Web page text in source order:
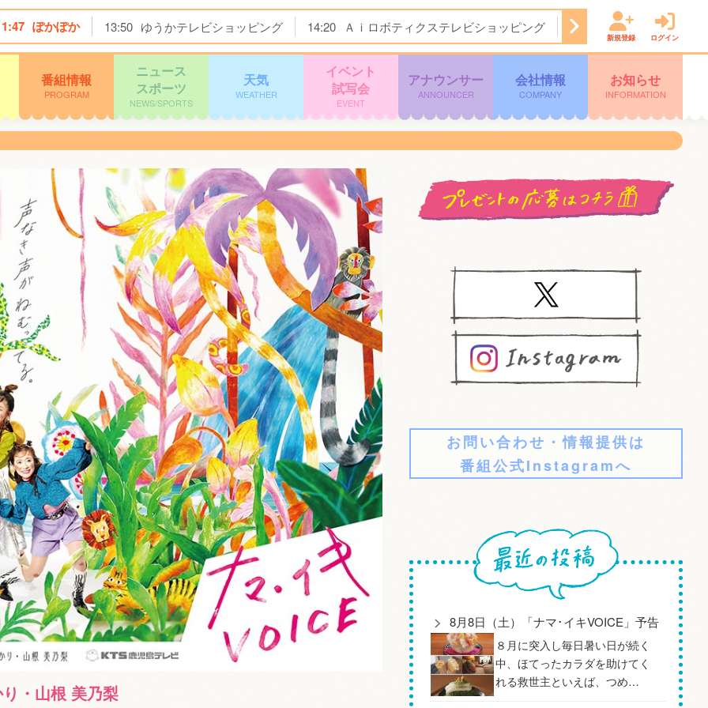
ぽかぽか 13:50 ゆうかテレビショッピング 14:20 Ａｉロボティクステレビショッピング 14:50 ぽよチャンネル
新規登録 ログイン
番組情報
PROGRAM
ニュース
スポーツ
NEWS/SPORTS
天気
WEATHER
イベント
試写会
EVENT
アナウンサー
ANNOUNCER
会社情報
COMPANY
お知らせ
INFORMATION
・山根 美乃梨
お問い合わせ・情報提供は
番組公式Instagramへ
8月8日（土）「ナマ･イキVOICE」予告
８月に突入し毎日暑い日が続く
中、ほてったカラダを助けてく
れる救世主といえば、つめ…